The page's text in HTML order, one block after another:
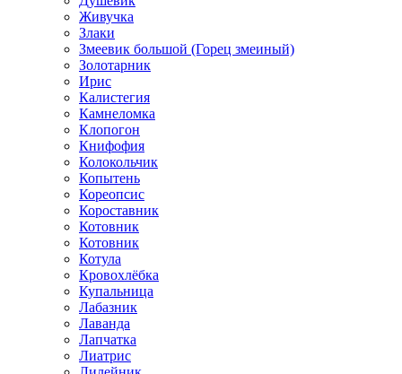
Живучка
Злаки
Змеевик большой (Горец змеиный)
Золотарник
Ирис
Калистегия
Камнеломка
Клопогон
Книфофия
Колокольчик
Копытень
Кореопсис
Короставник
Котовник
Котовник
Котула
Кровохлёбка
Купальница
Лабазник
Лаванда
Лапчатка
Лиатрис